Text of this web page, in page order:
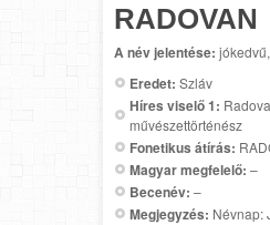
RADOVAN
A név jelentése:
Eredet: Szláv
Híres viselő 1:
művészettörténész
Fonetikus átírás:
Magyar megfelelő: –
Becenév: –
Megjegyzés: Névnap: